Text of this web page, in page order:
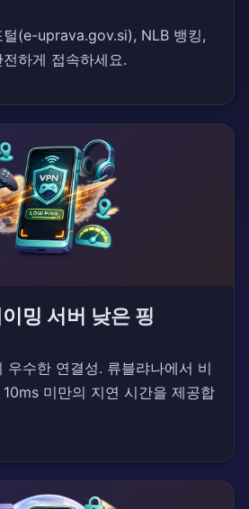
털(e-uprava.gov.si), NLB 뱅킹,
하게 접속하세요.
밍 서버 낮은 핑
우수한 연결성. 류블랴나에서 비
미만의 지연 시간을 제공합